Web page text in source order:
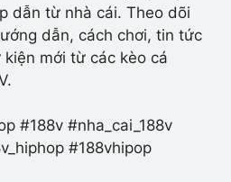
dẫn từ nhà cái. Theo dõi
dẫn, cách chơi, tin tức
mới từ các kèo cá
#188v #nha_cai_188v
#188vhipop